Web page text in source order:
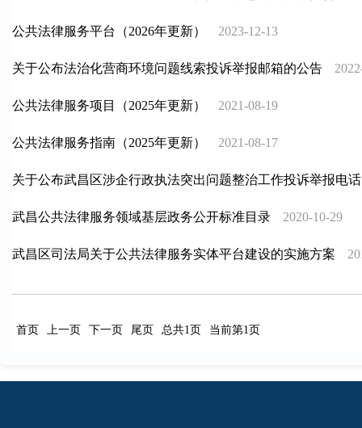
公共法律服务平台（2026年更新） 2023-12-13
关于公布法治化营商环境问题线索投诉举报邮箱的公告
公共法律服务项目（2025年更新） 2021-08-19
公共法律服务指南（2025年更新） 2021-08-17
关于公布武昌区涉企行政执法突出问题整治工作投诉举报电
武昌公共法律服务领域基层政务公开标准目录 2020-10-29
武昌区司法局关于公共法律服务实体平台建设的实施方案
首页 上一页 下一页 尾页 总共1页 当前第1页